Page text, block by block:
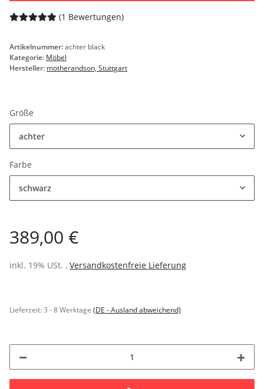
(1 Bewertungen)
Artikelnummer:achter black
Kategorie: Möbel
Hersteller: motherandson, Stuttgart
Größe
achter
Farbe
schwarz
389,00 €
inkl. 19% USt. , Versandkostenfreie Lieferung
Lieferzeit:3 - 8 Werktage (DE - Ausland abweichend)